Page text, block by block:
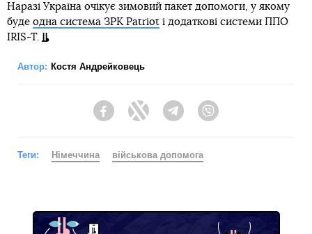
Наразі Україна очікує зимовий пакет допомоги, у якому
буде одна система ЗРК Patriot і додаткові системи ППО
IRIS-T.
Автор: Костя Андрейковець
FacebookTwitter Telegram
Теги: Німеччина військова допомога